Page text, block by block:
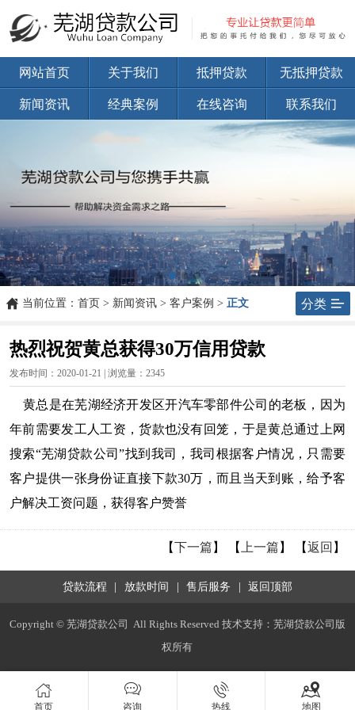
网站首页 关于我们 抵押贷款 无抵押贷款
新闻资讯 经典案例 在线咨询 联系我们
分类 
 当前位置： 首页 > 新闻资讯 > 客户案例 > 正文
热烈祝贺黄总获得30万信用贷款
发布时间：2020-01-21 | 浏览量：2345
黄总是在芜湖经济开发区开汽车零部件公司的老板，因为
年前需要发工人工资，货款也没有回笼，于是黄总通过上网
搜索“芜湖贷款公司”找到我司，我司根据客户情况，只需要
客户提供一张身份证直接下款30万，而且当天到账，给予客
户解决工资问题，获得客户赞誉
【下一篇 】 【 上一篇 】 【返回 】
贷款流程 | 放款时间 | 售后服务 | 返回顶部
Copyright © 芜湖贷款公司 All Rights Reserved 技术支持：芜湖贷款公司版
权所有

首页

咨询

热线

地图